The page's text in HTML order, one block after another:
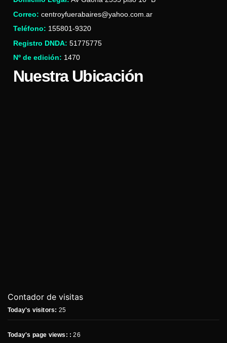
Correo: centroyfuerabaires@yahoo.com.ar
Teléfono: 155801-9320
Registro DNDA: 51775775
Nº de edición: 1470
Nuestra Ubicación
Contador de visitas
Today's visitors: 25
Today's page views: :26